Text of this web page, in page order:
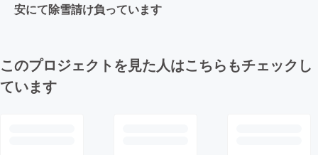
安にて除雪請け負っています
このプロジェクトを見た人はこちらもチェックし
ています